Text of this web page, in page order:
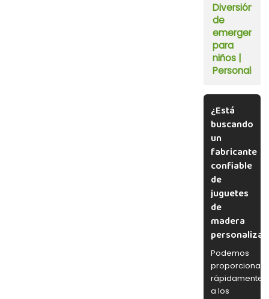
Diversión
de
emergencia
para
niños |
¿Está
buscando
un
fabricante
confiable
de
juguetes
de
madera
Podemos
proporcionar
rápidamente
a los